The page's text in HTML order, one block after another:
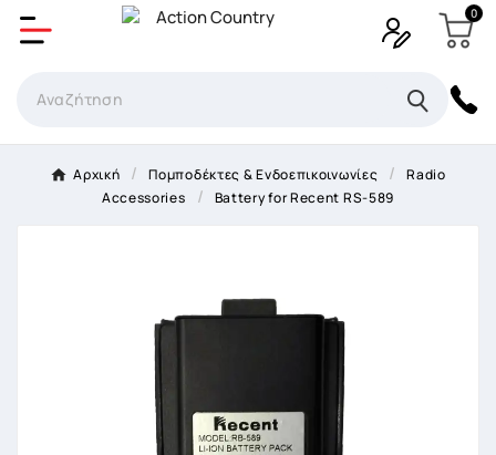
0
Αρχική Πομποδέκτες & Ενδοεπικοινωνίες
Radio
Accessories
Battery for Recent RS-589
Δημιουργία λίστα επιθυμητών
×
Όνομα Λίστα επιθυμιτών
Ακύρωση Δημιουργία λίστα επιθυμητών